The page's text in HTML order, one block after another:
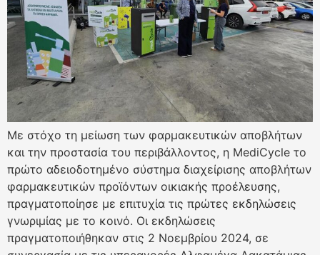
Με στόχο τη μείωση των φαρμακευτικών αποβλήτων
και την προστασία του περιβάλλοντος, η MediCycle το
πρώτο αδειοδοτημένο σύστημα διαχείρισης αποβλήτων
φαρμακευτικών προϊόντων οικιακής προέλευσης,
πραγματοποίησε με επιτυχία τις πρώτες εκδηλώσεις
γνωριμίας με το κοινό. Οι εκδηλώσεις
πραγματοποιήθηκαν στις 2 Νοεμβρίου 2024, σε